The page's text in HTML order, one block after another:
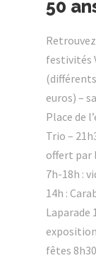
50
festivités
euros) –
Place de
Trio –
offert par
7h-18h :
14h :
Laparade
fêtes